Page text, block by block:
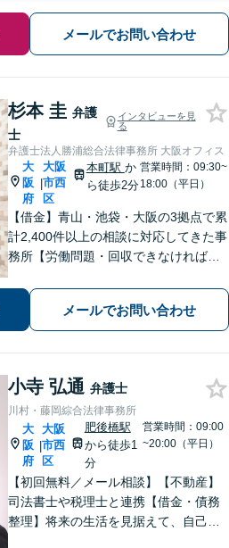
メールでお問い合わせ
杉本 圭 弁護
士
インタビューを見
る
弁護士法人勝浦総合法律事務所 大阪オフィス
大
阪
府
|
大阪
市西
区
本町駅 か
ら徒歩2分
営業時間：09:30~
18:00（平日）
【借金】青山・池袋・大阪の3拠点で累
計2,400件以上の相談に対応してきた事
務所【労働問題・回収できなければ報
ビス残業の横行など未払い残業代は妥
協せずに交渉【初回相談無料】お気軽
にご相談ください。
メールでお問い合わせ
小寺 弘通 弁護士
川村・藤岡綜合法律事務所
大
阪
府
|
大阪
市西
区
肥後橋駅
から徒歩1
分
営業時間：09:00
~20:00（平日）
【初回無料／メール相談】【不動産】
司法書士や税理士と連携【借金・債務
整理】将来の生活を見据えて、自己破